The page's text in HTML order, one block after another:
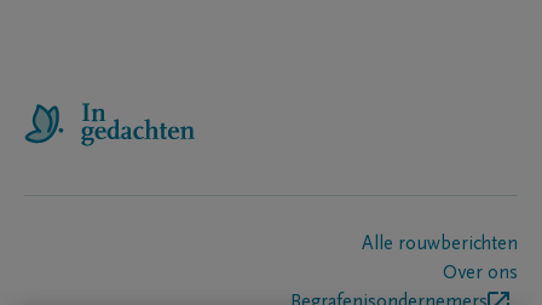
Alle rouwberichten
Over ons